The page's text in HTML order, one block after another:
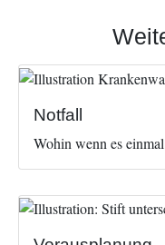
Image
Notfall
Wohin wenn es
Image